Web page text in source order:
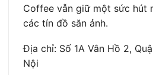
Coffee vẫn giữ một sức hút
các tín đồ săn ảnh.
Địa chỉ: Số 1A Vân Hồ 2,
Nội